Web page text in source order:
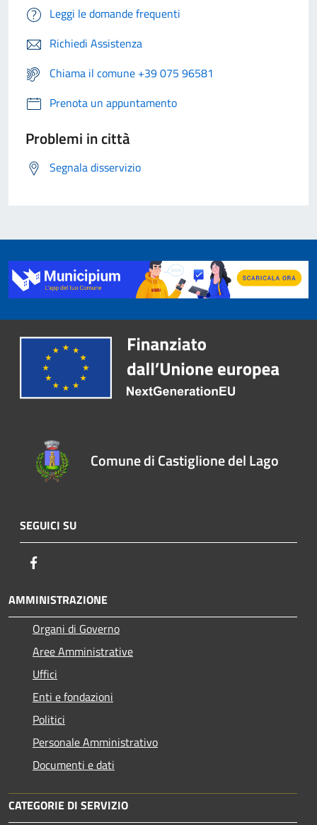
Leggi le domande frequenti
Richiedi Assistenza
Chiama il comune +39 075 96581
Prenota un appuntamento
Problemi in città
Segnala disservizio
Comune di Castiglione del Lago
SEGUICI SU
AMMINISTRAZIONE
Organi di Governo
Aree Amministrative
Uffici
Enti e fondazioni
Politici
Personale Amministrativo
Documenti e dati
CATEGORIE DI SERVIZIO